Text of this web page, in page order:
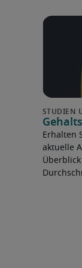
Erhalten
aktuelle